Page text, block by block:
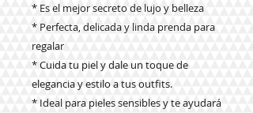
* Es el mejor secreto de lujo y belleza
* Perfecta, delicada y linda prenda para
regalar
* Cuida tu piel y dale un toque de
elegancia y estilo a tus outfits.
* Ideal para pieles sensibles y te ayudará